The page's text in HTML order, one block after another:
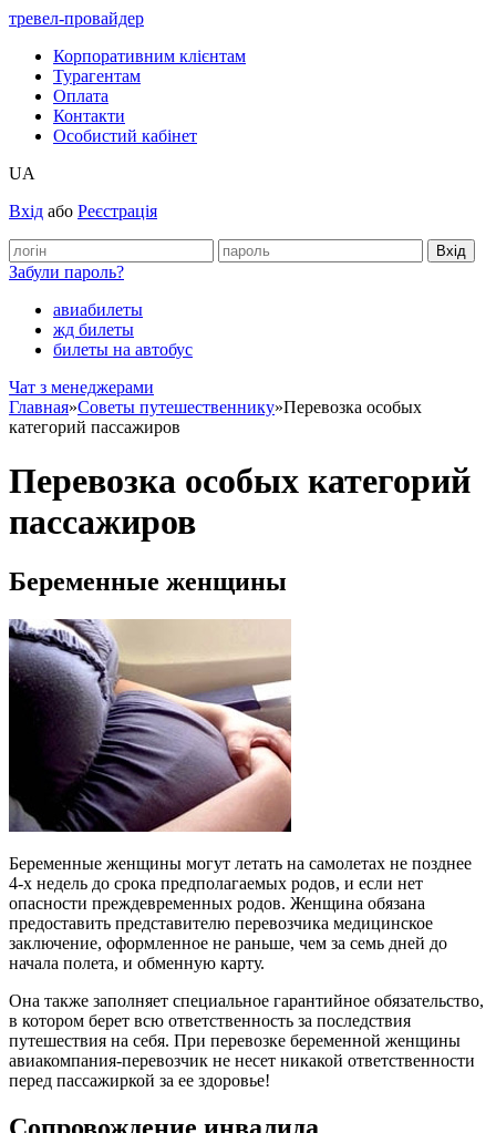
тревел-провайдер
Корпоративним клієнтам
Турагентам
Оплата
Контакти
Особистий кабінет
UA
Вхід або Реєстрація
Забули пароль?
авиабилеты
жд билеты
билеты на автобус
Чат з менеджерами
Главная»Советы путешественнику»Перевозка особых
категорий пассажиров
Перевозка особых категорий
пассажиров
Беременные женщины
Беременные женщины могут летать на самолетах не позднее
4-х недель до срока предполагаемых родов, и если нет
опасности преждевременных родов. Женщина обязана
предоставить представителю перевозчика медицинское
заключение, оформленное не раньше, чем за семь дней до
начала полета, и обменную карту.
Она также заполняет специальное гарантийное обязательство,
в котором берет всю ответственность за последствия
путешествия на себя. При перевозке беременной женщины
авиакомпания-перевозчик не несет никакой ответственности
перед пассажиркой за ее здоровье!
Сопровождение инвалида